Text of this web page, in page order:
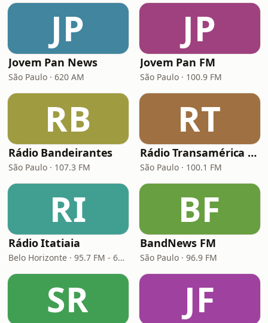
JP
Jovem Pan News
São Paulo · 620 AM
JP
Jovem Pan FM
São Paulo · 100.9 FM
RB
Rádio Bandeirantes
São Paulo · 107.3 FM
RT
Rádio Transamérica (TMC)
São Paulo · 100.1 FM
RI
Rádio Itatiaia
Belo Horizonte · 95.7 FM - 610 AM
BF
BandNews FM
São Paulo · 96.9 FM
SR JF